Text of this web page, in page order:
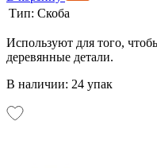
Тип: Скоба
Используют для того,
деревянные детали.
В наличии: 24 упак